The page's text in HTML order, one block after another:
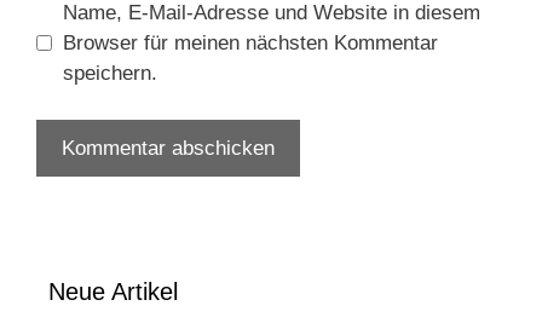
Name, E-Mail-Adresse und Website in diesem
Browser für meinen nächsten Kommentar
speichern.
Neue Artikel